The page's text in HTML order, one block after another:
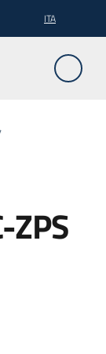
ITA
ZPS